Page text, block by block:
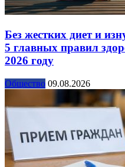
Без жестких диет и
5 главных правил
2026 году
Общество 09.08.2026